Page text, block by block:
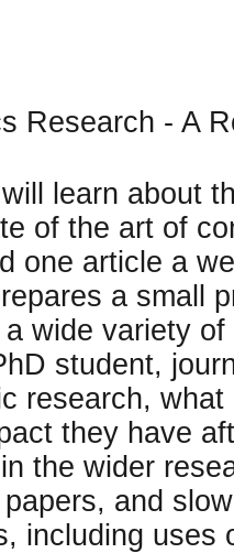
Research - A
learn about
of the art of
one article a
a small
wide variety
student,
research,
they have
the wider
and
including uses